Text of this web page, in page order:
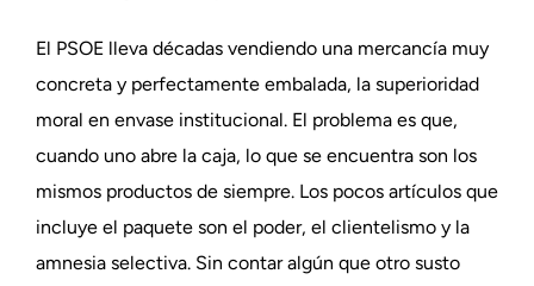
El PSOE lleva décadas vendiendo una mercancía muy
concreta y perfectamente embalada, la superioridad
moral en envase institucional. El problema es que,
cuando uno abre la caja, lo que se encuentra son los
mismos productos de siempre. Los pocos artículos que
incluye el paquete son el poder, el clientelismo y la
amnesia selectiva. Sin contar algún que otro susto